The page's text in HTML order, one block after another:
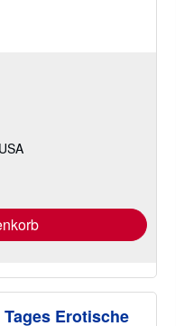
Erotische